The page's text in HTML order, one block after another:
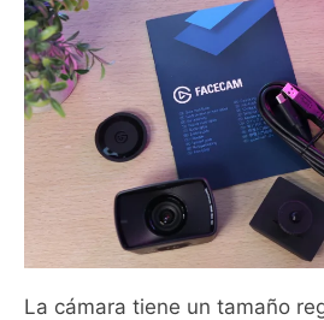
La cámara tiene un tamaño